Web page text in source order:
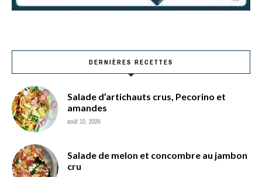
DERNIÈRES RECETTES
Salade d’artichauts crus, Pecorino et
amandes
août 10, 2026
Salade de melon et concombre au jambon
cru